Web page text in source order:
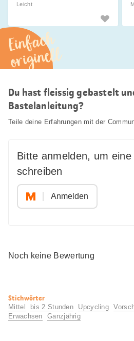
Leicht
Einfach
originell
Du hast fleissig gebastelt
Bastelanleitung?
Teile deine Erfahrungen mit der
Bitte anmelden, um
schreiben
Anmelden
Noch keine Bewertung
Nützliche
Informationen
Stichwörter
Mittel bis 2 Stunden Upcycling
Erwachsen
Ganzjährig